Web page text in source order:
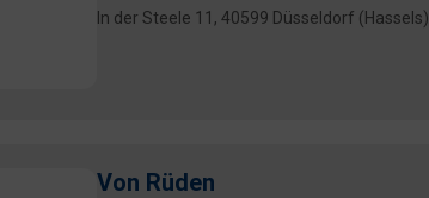
In der Steele 11, 40599 Düsseldorf (Hassels)
Von Rüden